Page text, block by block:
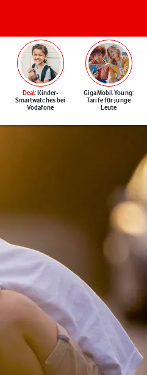
Deal: Kinder-
Smartwatches bei
Vodafone
GigaMobil Young:
Tarife für junge
Leute